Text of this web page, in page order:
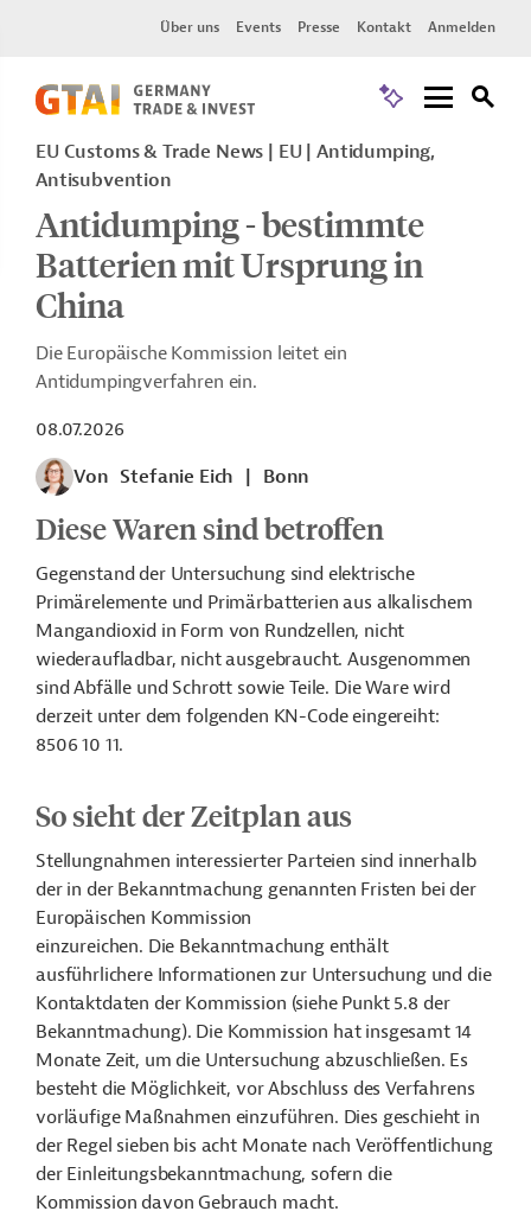
Über uns Events Presse Kontakt Anmelden
EU Customs & Trade News EU
Antidumping,
Antisubvention
Antidumping - bestimmte
Batterien mit Ursprung in
China
Die Europäische Kommission leitet ein
Antidumpingverfahren ein.
08.07.2026
Von Stefanie Eich Bonn
Diese Waren sind betroffen
Gegenstand derUntersuchung sind elektrische
Primärelemente und Primärbatterien aus alkalischem
Mangandioxid in Form von Rundzellen, nicht
wiederaufladbar, nicht ausgebraucht. Ausgenommen
sind Abfälle und Schrott sowie Teile. Die Ware wird
derzeit unter dem folgenden KN-Code eingereiht:
8506 10 11.
So sieht der Zeitplan aus
Stellungnahmen interessierter Parteien sind innerhalb
der in der Bekanntmachung genannten Fristen bei der
Europäischen Kommission
einzureichen. Die Bekanntmachung enthält
ausführlichere Informationen zur Untersuchung und die
Kontaktdaten derKommission (siehe Punkt 5.8 der
Bekanntmachung). Die Kommission hat insgesamt 14
Monate Zeit, um die Untersuchung abzuschließen. Es
besteht die Möglichkeit, vor Abschluss des Verfahrens
vorläufige Maßnahmen einzuführen. Dies geschieht in
der Regel sieben bis acht Monate nach Veröffentlichung
der Einleitungsbekanntmachung, sofern die
Kommission davon Gebrauch macht.